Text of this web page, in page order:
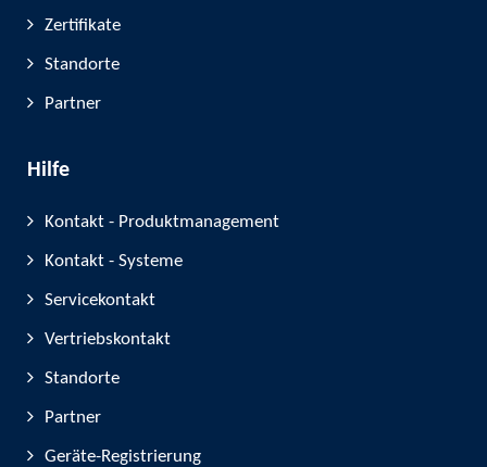
Zertifikate
Standorte
Partner
Hilfe
Kontakt - Produktmanagement
Kontakt - Systeme
Servicekontakt
Vertriebskontakt
Standorte
Partner
Geräte-Registrierung